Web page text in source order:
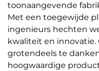
toonaangevende
Met een toegewijde
ingenieurs hechten
kwaliteit en innovatie.
grotendeels te
hoogwaardige